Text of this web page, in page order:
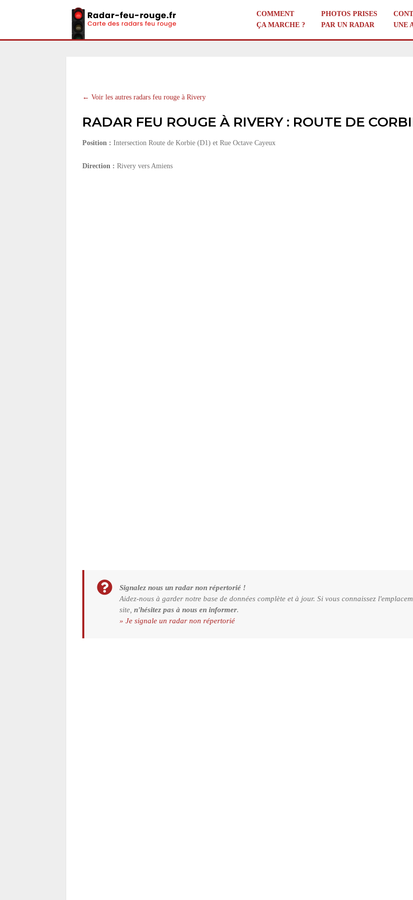
COMMENT
ÇA MARCHE ?
PHOTOS PRISES
PAR UN RADAR
UNE
← Voir les autres radars feu rouge à Rivery
RADAR FEU ROUGE À RIVERY : ROUTE DE
Position : Intersection Route de Korbie (D1) et Rue Octave Cayeux
Direction : Rivery vers Amiens
Signalez nous un radar non répertorié !
Aidez-nous à garder notre base de données complète et à jour. Si vous connaissez
site, n'hésitez pas à nous en informer.
» Je signale un radar non répertorié